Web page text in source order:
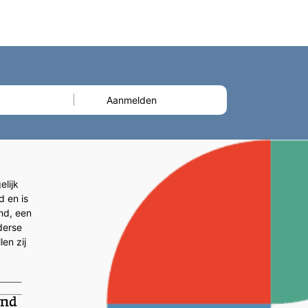
en is
een
zij